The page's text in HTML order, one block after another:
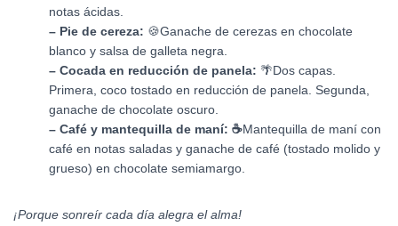
notas ácidas.
– Pie de cereza: 🍪Ganache de cerezas en chocolate
blanco y salsa de galleta negra.
– Cocada en reducción de panela: 🌴Dos capas.
Primera, coco tostado en reducción de panela. Segunda,
ganache de chocolate oscuro.
– Café y mantequilla de maní: ☕Mantequilla de maní con
café en notas saladas y ganache de café (tostado molido y
grueso) en chocolate semiamargo.
¡Porque sonreír cada día alegra el alma!